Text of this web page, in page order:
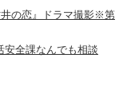
の恋』ドラマ撮影※第
安全課なんでも相談